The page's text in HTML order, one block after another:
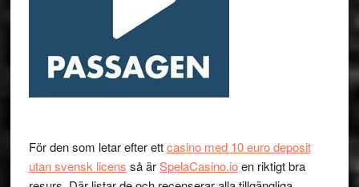
För den som letar efter ettcasino med 10 euro deposit
utan svensk licens så ärSpelaCasino.ioen riktigt bra